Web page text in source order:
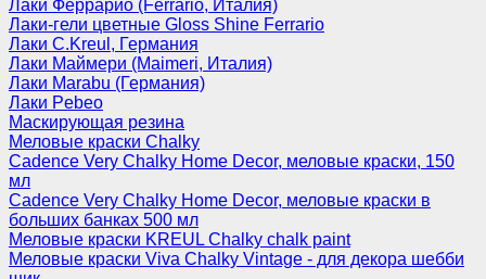
Лаки Феррарио (Ferrario, Италия)
Лаки-гели цветные Gloss Shine Ferrario
Лаки C.Kreul, Германия
Лаки Маймери (Maimeri, Италия)
Лаки Marabu (Германия)
Лаки Pebeo
Маскирующая резина
Меловые краски Chalky
Cadence Very Chalky Home Decor, меловые краски, 150
мл
Cadence Very Chalky Home Decor, меловые краски в
больших банках 500 мл
Меловые краски KREUL Chalky chalk paint
Меловые краски Viva Chalky Vintage - для декора шебби